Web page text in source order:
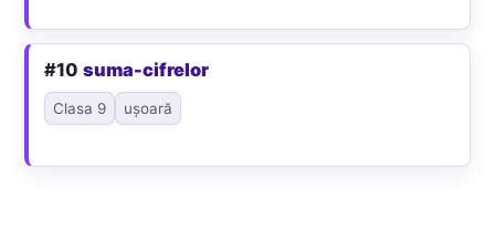
#10suma-cifrelor
Clasa 9 ușoară